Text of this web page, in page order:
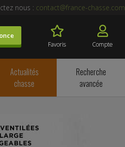
nous : contact@france-chasse.com
Favoris Compte
Actualités
chasse
Recherche
avancée